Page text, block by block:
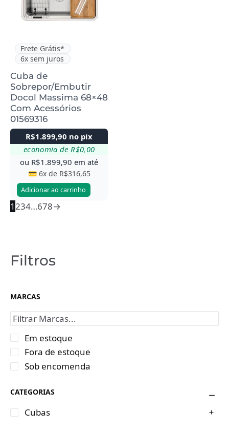
Filtros
MARCAS
Em estoque
Fora de estoque
Sob encomenda
CATEGORIAS
Cubas
Frete Grátis*
6x sem juros
Cuba de
Sobrepor/Embutir
Docol Massima 68×48
Com Acessórios
01569316
R$1.899,90 no pix
economia de R$0,00
ou R$1.899,90 em até
💳 6x de R$316,65
Adicionar ao carrinho
1234…678→